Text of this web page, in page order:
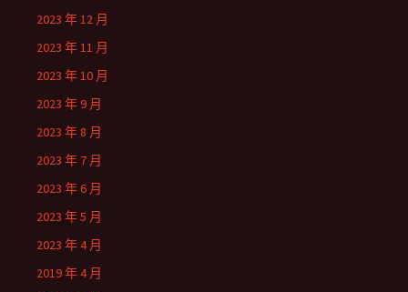
2023 年 12 月
2023 年 11 月
2023 年 10 月
2023 年 9 月
2023 年 8 月
2023 年 7 月
2023 年 6 月
2023 年 5 月
2023 年 4 月
2019 年 4 月